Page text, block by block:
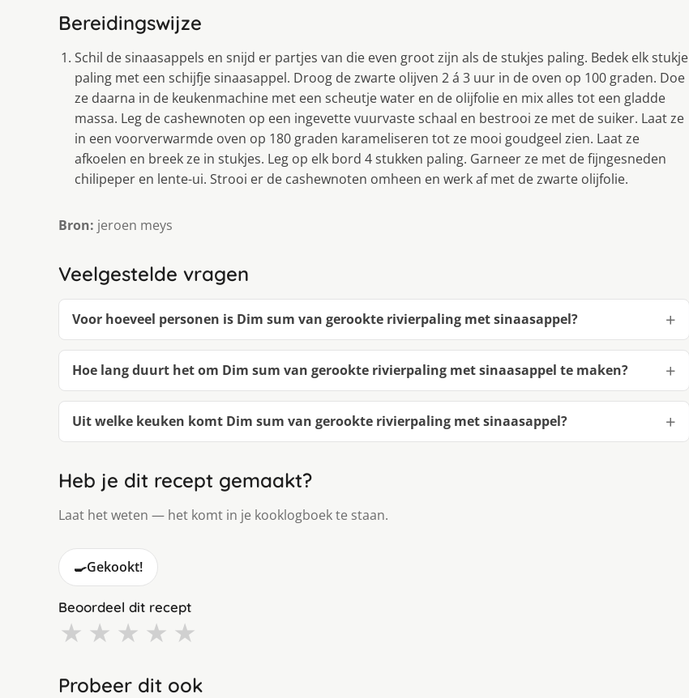
Bereidingswijze
Schil de sinaasappels en snijd er partjes van die even groot zijn als de stukjes paling. Bedek elk stukje
paling met een schijfje sinaasappel. Droog de zwarte olijven 2 á 3 uur in de oven op 100 graden. Doe
ze daarna in de keukenmachine met een scheutje water en de olijfolie en mix alles tot een gladde
massa. Leg de cashewnoten op een ingevette vuurvaste schaal en bestrooi ze met de suiker. Laat ze
in een voorverwarmde oven op 180 graden karameliseren tot ze mooi goudgeel zien. Laat ze
afkoelen en breek ze in stukjes. Leg op elk bord 4 stukken paling. Garneer ze met de fijngesneden
chilipeper en lente-ui. Strooi er de cashewnoten omheen en werk af met de zwarte olijfolie.
Bron: jeroen meys
Veelgestelde vragen
Voor hoeveel personen is Dim sum van gerookte rivierpaling met sinaasappel?
Hoe lang duurt het om Dim sum van gerookte rivierpaling met sinaasappel te maken?
Uit welke keuken komt Dim sum van gerookte rivierpaling met sinaasappel?
Heb je dit recept gemaakt?
Laat het weten — het komt in je kooklogboek te staan.
🍳Gekookt!
Beoordeel dit recept
★ ★ ★ ★ ★
Probeer dit ook